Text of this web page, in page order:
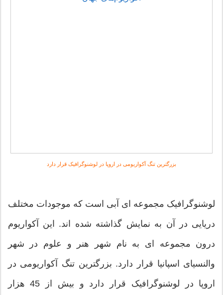
بزرگترین تنگ آکواریومی در اروپا در لوشنوگرافیک قرار دارد
لوشنوگرافیک مجموعه ای آبی است که موجودات مختلف
دریایی در آن به نمایش گذاشته شده اند. این آکواریوم
درون مجموعه ای به نام شهر هنر و علوم در شهر
والنسیای اسپانیا قرار دارد. بزرگترین تنگ آکواریومی در
اروپا در لوشنوگرافیک قرار دارد و بیش از 45 هزار